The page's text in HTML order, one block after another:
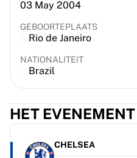
Gloucester Rugby
Bath Rugby
ASM Clermont Auvergne
Bekijk alles over rugby
Cricket
Delhi Capitals
West Indies
Bekijk alles over cricket
03 May 2004
GEBOORTEPLAATS
Rio de Janeiro
NATIONALITEIT
Brazil
HET EVENEMENT
CHELSEA